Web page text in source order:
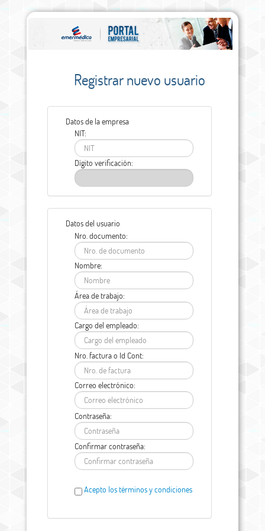
Registrar nuevo usuario
Datos de la empresa
NIT:
Dígito verificación:
Datos del usuario
Nro. documento:
Nombre:
Área de trabajo:
Cargo del empleado:
Nro. factura o Id Cont:
Correo electrónico:
Contraseña:
Confirmar contraseña:
Acepto los términos y condiciones